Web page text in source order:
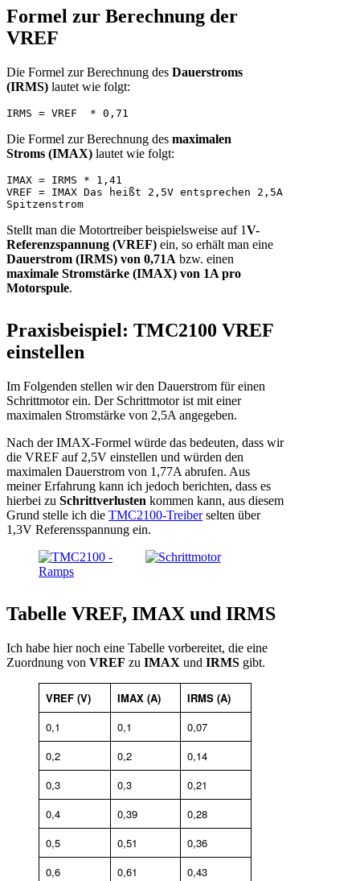
Formel zur Berechnung der
VREF
Die Formel zur Berechnung des Dauerstroms
(IRMS) lautet wie folgt:
IRMS = VREF  * 0,71
Die Formel zur Berechnung des maximalen
Stroms (IMAX) lautet wie folgt:
IMAX = IRMS * 1,41
VREF = IMAX Das heißt 2,5V entsprechen 2,5A
Spitzenstrom
Stellt man die Motortreiber beispielsweise auf 1V-
Referenzspannung (VREF) ein, so erhält man eine
Dauerstrom (IRMS) von 0,71A bzw. einen
maximale Stromstärke (IMAX) von 1A pro
Motorspule.
Praxisbeispiel: TMC2100 VREF
einstellen
Im Folgenden stellen wir den Dauerstrom für einen
Schrittmotor ein. Der Schrittmotor ist mit einer
maximalen Stromstärke von 2,5A angegeben.
Nach der IMAX-Formel würde das bedeuten, dass wir
die VREF auf 2,5V einstellen und würden den
maximalen Dauerstrom von 1,77A abrufen. Aus
meiner Erfahrung kann ich jedoch berichten, dass es
hierbei zu Schrittverlusten kommen kann, aus diesem
Grund stelle ich die TMC2100-Treiberselten über
1,3V Referensspannung ein.
Tabelle VREF, IMAX und IRMS
Ich habe hier noch eine Tabelle vorbereitet, die eine
Zuordnung von VREF zu IMAX und IRMS gibt.
VREF (V) IMAX (A)
IRMS (A)
0,1
0,1
0,07
0,2
0,2
0,14
0,3
0,3
0,21
0,4
0,39
0,28
0,5
0,51
0,36
0,6
0,61
0,43